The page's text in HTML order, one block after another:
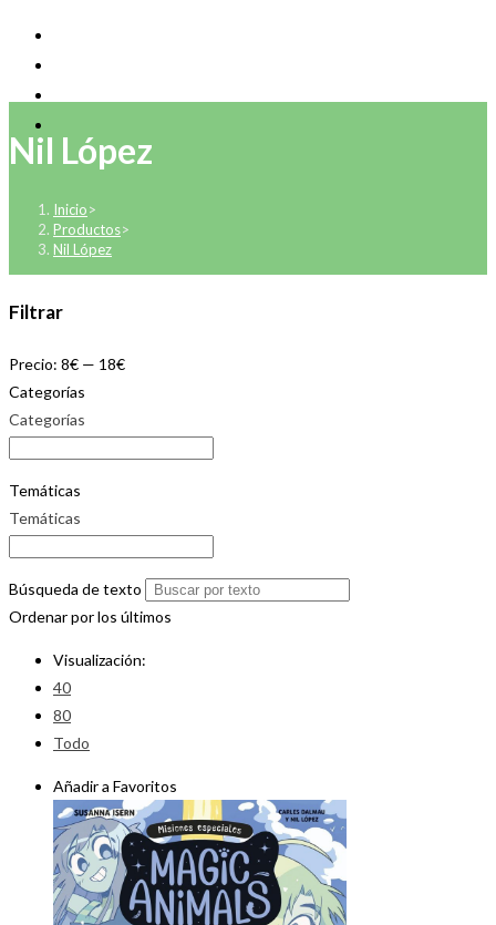
Nil López
Inicio>
Productos>
Nil López
Filtrar
Precio: 8€ — 18€
Categorías
Categorías
Temáticas
Temáticas
Búsqueda de texto
Ordenar por los últimos
Visualización:
40
80
Todo
Añadir a Favoritos